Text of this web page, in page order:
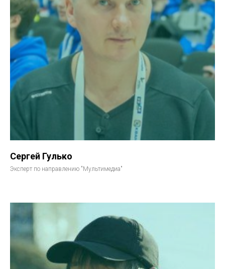
Сергей Гулько
Эксперт по направлению "Мультимедиа"